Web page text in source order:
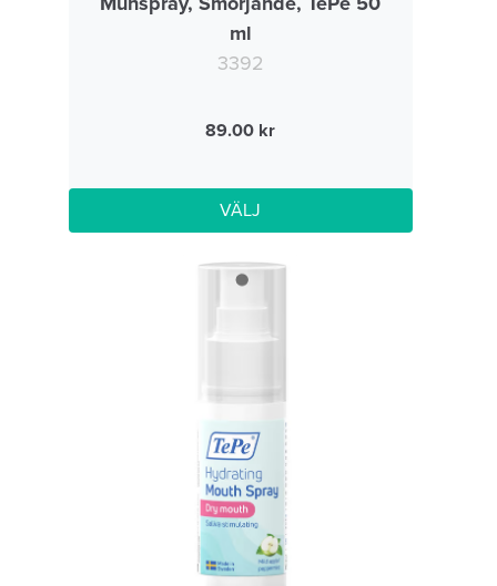
ml
3392
89.00
VÄLJ